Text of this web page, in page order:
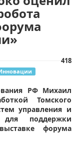
418
РФ Михаил
Томского
управления и
поддержки
форума